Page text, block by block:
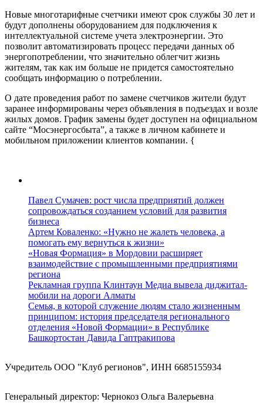
Новые многотарифные счетчики имеют срок службы 30 лет и
будут дополнены оборудованием для подключения к
интеллектуальной системе учета электроэнергии. Это
позволит автоматизировать процесс передачи данных об
энергопотреблении, что значительно облегчит жизнь
жителям, так как им больше не придется самостоятельно
сообщать информацию о потреблении.
О дате проведения работ по замене счетчиков жители будут
заранее информированы через объявления в подъездах и возле
жилых домов. График замены будет доступен на официальном
сайте “Мосэнергосбыта”, а также в личном кабинете и
мобильном приложении клиентов компании. {
Павел Сумачев: рост числа предприятий должен
сопровождаться созданием условий для развития
бизнеса
Артем Коваленко: «Нужно не жалеть человека, а
помогать ему вернуться к жизни»
«Новая Формация» в Мордовии расширяет
взаимодействие с промышленными предприятиями
региона
Рекламная группа Клинтаун Медиа вывела диджитал-
мобили на дороги Алматы
Семья, в которой служение людям стало жизненным
принципом: история председателя регионального
отделения «Новой Формации» в Республике
Башкортостан Давида Гаптракипова
Учредитель ООО "Клуб регионов", ИНН 6685155934
Генеральный директор: Чернокоз Ольга Валерьевна